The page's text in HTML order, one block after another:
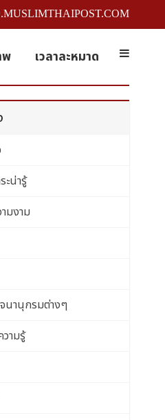
พ เวลาละหมาด
ะน่ารู้
มงาม
นานุกรมต่างๆ
ามรู้